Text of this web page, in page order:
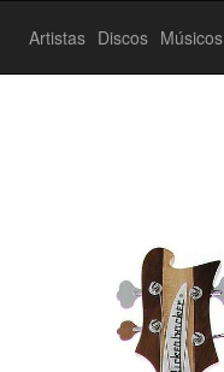
Artistas Discos Músicos